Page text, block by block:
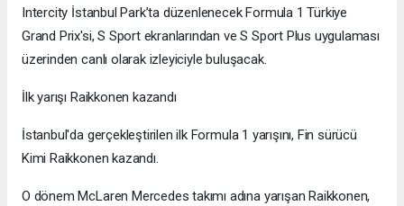
Intercity İstanbul Park’ta düzenlenecek Formula 1 Türkiye
Grand Prix'si, S Sport ekranlarından ve S Sport Plus uygulaması
üzerinden canlı olarak izleyiciyle buluşacak.
İlk yarışı Raikkonen kazandı
İstanbul'da gerçekleştirilen ilk Formula 1 yarışını, Fin sürücü
Kimi Raikkonen kazandı.
O dönem McLaren Mercedes takımı adına yarışan Raikkonen,